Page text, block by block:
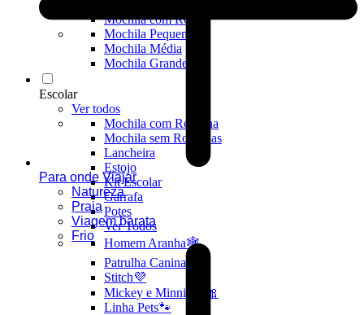
Mochila com Rodas
Mochila Pequena
Mochila Média
Mochila Grande
Escolar
Ver todos
Mochila com Rodinha
Mochila sem Rodinhas
Lancheira
Estojo
Kit Escolar
Garrafa
Potes
Ver Todos
Homem Aranha🕸️
Patrulha Canina🐶
Stitch💜
Mickey e Minnie🐭🎀
Linha Pets🐾
Para onde Viajar
Natureza
Praia
Viagem barata
Frio